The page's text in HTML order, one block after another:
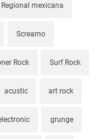
Regional mexicana
Screamo
Rock Surf Rock
acustic art rock
grunge